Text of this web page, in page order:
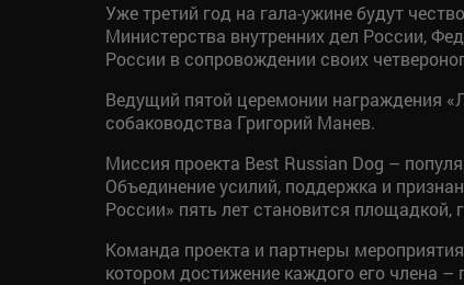
Уже третий год на гала-ужине будут
Министерства внутренних дел России,
России в сопровождении своих
Ведущий пятой церемонии награждения
собаководства Григорий Манев.
Миссия проекта Best Russian Dog –
Объединение усилий, поддержка и
России» пять лет становится
Команда проекта и партнеры
котором достижение каждого его члена –